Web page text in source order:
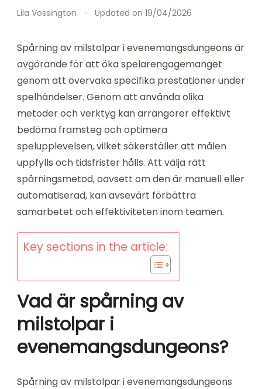
Lila Vossington Updated on 19/04/2026
Spårning av milstolpar i evenemangsdungeons är
avgörande för att öka spelarengagemanget
genom att övervaka specifika prestationer under
spelhändelser. Genom att använda olika
metoder och verktyg kan arrangörer effektivt
bedöma framsteg och optimera
spelupplevelsen, vilket säkerställer att målen
uppfylls och tidsfrister hålls. Att välja rätt
spårningsmetod, oavsett om den är manuell eller
automatiserad, kan avsevärt förbättra
samarbetet och effektiviteten inom teamen.
Key sections in the article:
Vad är spårning av
milstolpar i
evenemangsdungeons?
Spårning av milstolpar i evenemangsdungeons